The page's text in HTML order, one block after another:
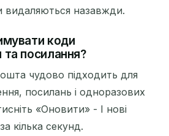
видаляються назавжди.
коди
посилання?
чудово підходить для
посилань і одноразових
«Оновити» - І нові
кілька секунд.